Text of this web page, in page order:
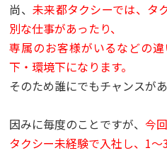
尚、未来都タクシーでは、タ
別な仕事があったり、
専属のお客様がいるなどの
下・環境下になります。
そのため誰にでもチャンスが
因みに毎度のことですが、今
タクシー未経験で入社し、1～